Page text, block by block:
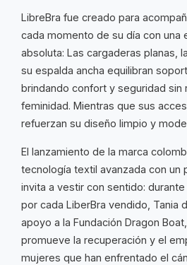
LibreBra fue creado para
cada momento de su día con una
absoluta: Las cargaderas planas,
su espalda ancha equilibran
brindando confort y seguridad sin
feminidad. Mientras que sus
refuerzan su diseño limpio y
El lanzamiento de la marca
tecnología textil avanzada con un
invita a vestir con sentido:
por cada LiberBra vendido, Tania
apoyo a la Fundación Dragon
promueve la recuperación y el
mujeres que han enfrentado el